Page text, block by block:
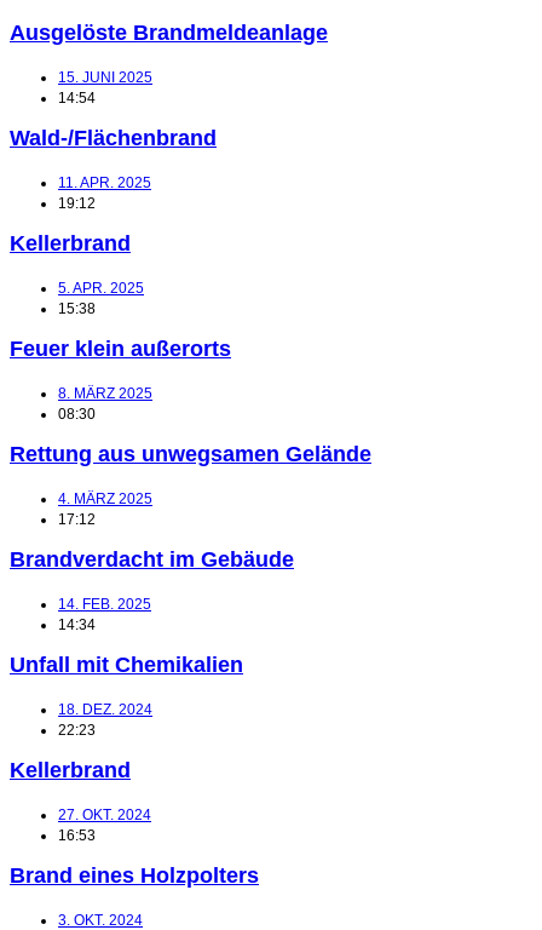
Ausgelöste Brandmeldeanlage
15. JUNI 2025
14:54
Wald-/Flächenbrand
11. APR. 2025
19:12
Kellerbrand
5. APR. 2025
15:38
Feuer klein außerorts
8. MÄRZ 2025
08:30
Rettung aus unwegsamen Gelände
4. MÄRZ 2025
17:12
Brandverdacht im Gebäude
14. FEB. 2025
14:34
Unfall mit Chemikalien
18. DEZ. 2024
22:23
Kellerbrand
27. OKT. 2024
16:53
Brand eines Holzpolters
3. OKT. 2024